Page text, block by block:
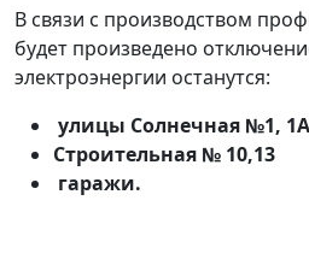
В связи с производством
будет произведено
электроэнергии останутся:
улицы Солнечная №1,
Строительная № 10,13
гаражи.